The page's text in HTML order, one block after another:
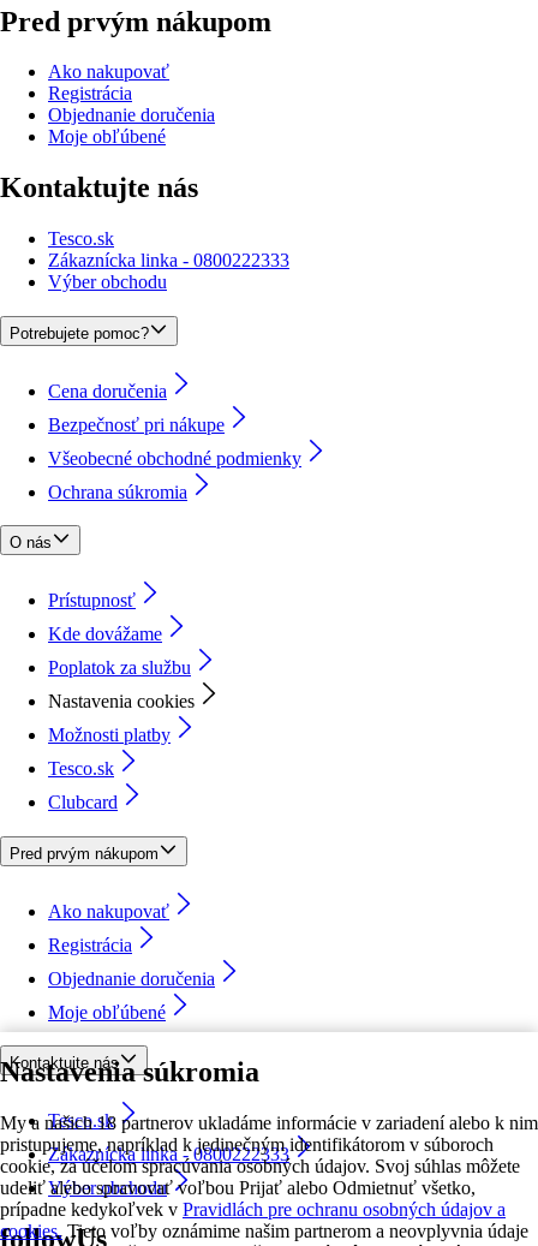
Nastavenia súkromia
My a našich 18 partnerov ukladáme informácie v zariadení alebo k nim
pristupujeme, napríklad k jedinečným identifikátorom v súboroch
cookie, za účelom spracúvania osobných údajov. Svoj súhlas môžete
udeliť alebo spravovať voľbou Prijať alebo Odmietnuť všetko,
prípadne kedykoľvek v Pravidlách pre ochranu osobných údajov a
cookies. Tieto voľby oznámime našim partnerom a neovplyvnia údaje
Pred prvým nákupom
Ako nakupovať
Registrácia
Objednanie doručenia
Moje obľúbené
Kontaktujte nás
Tesco.sk
Zákaznícka linka - 0800222333
Výber obchodu
Potrebujete pomoc?
Cena doručenia
Bezpečnosť pri nákupe
Všeobecné obchodné podmienky
Ochrana súkromia
O nás
Prístupnosť
Kde dovážame
Poplatok za službu
Nastavenia cookies
Možnosti platby
Tesco.sk
Clubcard
Pred prvým nákupom
Ako nakupovať
Registrácia
Objednanie doručenia
Moje obľúbené
Kontaktujte nás
Tesco.sk
Zákaznícka linka - 0800222333
Výber obchodu
followUs